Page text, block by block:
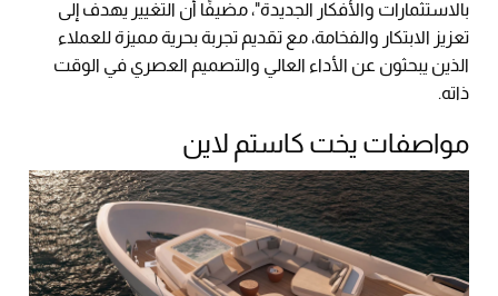
بالاستثمارات والأفكار الجديدة"، مضيفًا أن التغيير يهدف إلى
تعزيز الابتكار والفخامة، مع تقديم تجربة بحرية مميزة للعملاء
الذين يبحثون عن الأداء العالي والتصميم العصري في الوقت
ذاته.
مواصفات يخت كاستم لاين